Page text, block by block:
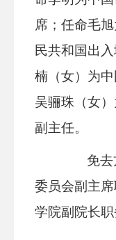
席；任命毛
民共和国出
楠（女）为
吴骊珠（女
副主任。
免去方
委员会副主
学院副院长职